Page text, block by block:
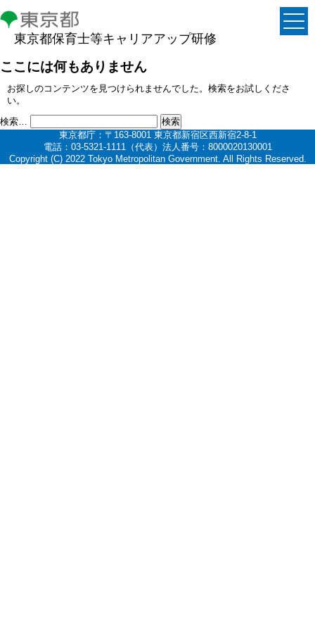
東京都保育士等キャリアアップ研修
ここには何もありません
お探しのコンテンツを見つけられませんでした。検索をお試しくださ
い。
検索…
東京都庁：〒163-8001 東京都新宿区西新宿2-8-1
電話：03-5321-1111（代表）法人番号：8000020130001
Copyright (C) 2022 Tokyo Metropolitan Government. All Rights Reserved.